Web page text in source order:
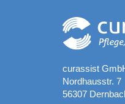
curassist
Nordhausstr. 7
56307